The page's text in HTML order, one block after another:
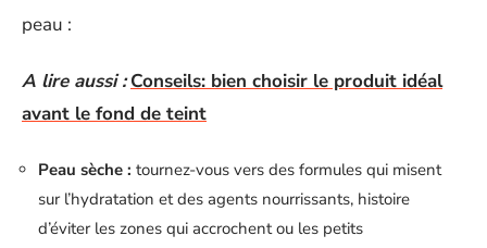
peau :
A lire aussi : Conseils: bien choisir le produit idéal
avant le fond de teint
Peau sèche : tournez-vous vers des formules qui misent
sur l’hydratation et des agents nourrissants, histoire
d’éviter les zones qui accrochent ou les petits